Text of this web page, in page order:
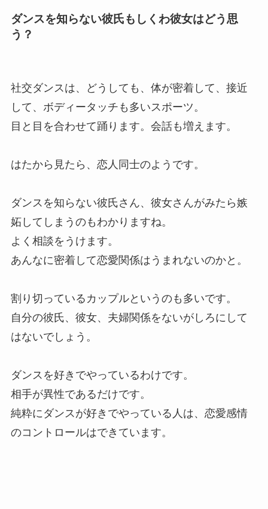
ダンスを知らない彼氏もしくわ彼女はどう思
う？
社交ダンスは、どうしても、体が密着して、接近
して、ボディータッチも多いスポーツ。
目と目を合わせて踊ります。会話も増えます。
はたから見たら、恋人同士のようです。
ダンスを知らない彼氏さん、彼女さんがみたら嫉
妬してしまうのもわかりますね。
よく相談をうけます。
あんなに密着して恋愛関係はうまれないのかと。
割り切っているカップルというのも多いです。
自分の彼氏、彼女、夫婦関係をないがしろにして
はないでしょう。
ダンスを好きでやっているわけです。
相手が異性であるだけです。
純粋にダンスが好きでやっている人は、恋愛感情
のコントロールはできています。